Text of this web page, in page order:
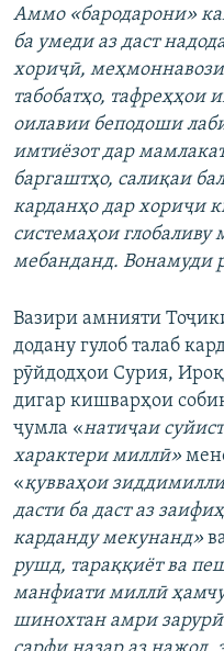
Аммо «бародарони»
ба умеди аз даст
хориҷӣ,
табобатҳо, тафреҳҳои
оилавии беподоши
имтиёзот дар
баргаштҳо, салиқаи
карданҳо дар хориҷи
системаҳои глобаливу
мебанданд. Вонамуди
Вазири амнияти
додану гулоб талаб
рӯйдодҳои Сурия,
дигар кишварҳои
ҷумла «натиҷаи
характери миллӣ»
«қувваҳои
дасти ба даст аз
карданду мекунанд»
рушд, тараққиёт ва
манфиати миллӣ
шинохтан амри